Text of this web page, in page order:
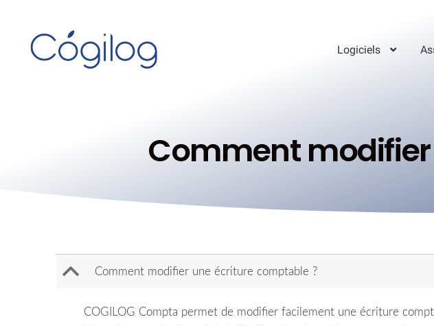
Logiciels
Comment
B Comment modifier une écriture comptable ?
COGILOG Compta permet de modifier facilement une écriture